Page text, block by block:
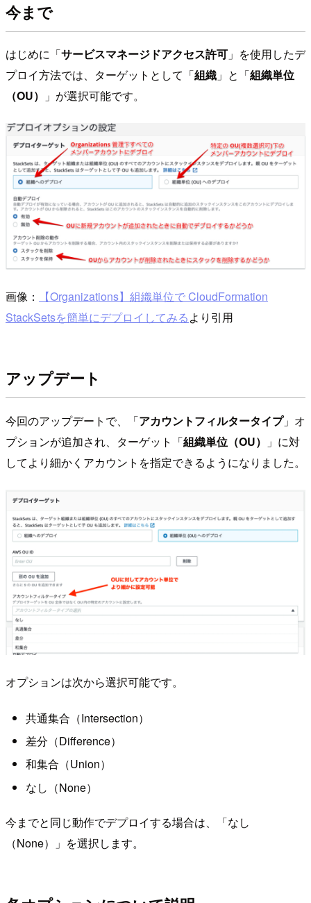
今まで
はじめに「サービスマネージドアクセス許可 」を使用したデ
プロイ方法では、ターゲットとして「組織 」と「組織単位
（OU）
」が選択可能です。
画像：
【Organizations】組織単位で CloudFormation
StackSetsを簡単にデプロイしてみるより引用
アップデート
今回のアップデートで、「アカウントフィルタータイプ」オ
プションが追加され、ターゲット「組織単位（OU）
」に対
してより細かくアカウントを指定できるようになりました。
オプションは次から選択可能です。
共通集合（Intersection）
差分（Difference）
和集合（Union）
なし（None）
今までと同じ動作でデプロイする場合は、「なし
（None）」を選択します。